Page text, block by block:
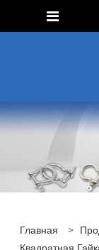
Главная >